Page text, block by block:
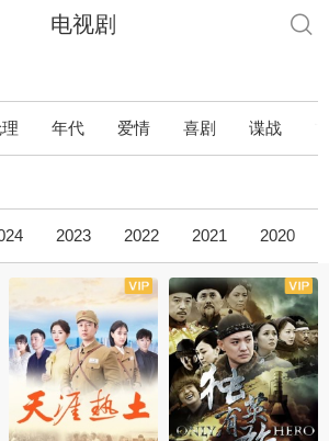
电视剧
年代 爱情 喜剧 谍战
2023 2022 2021 2020
全36集 全34集